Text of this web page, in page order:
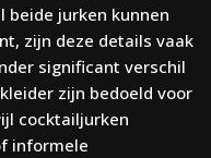
beide jurken kunnen
zijn deze details vaak
significant verschil
zijn bedoeld voor
cocktailjurken
informele